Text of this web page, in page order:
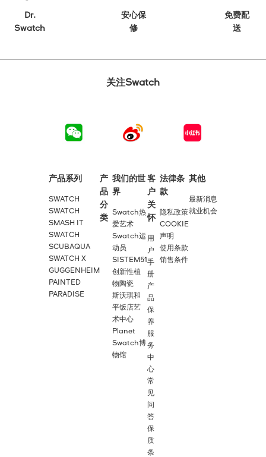
Dr.
Swatch
安心保
修
免费配
送
关注Swatch
产品系列
SWATCH
SWATCH
SMASH IT
SWATCH
SCUBAQUA
SWATCH X
GUGGENHEIM
PAINTED
PARADISE
产
品
分
类
我们的世
界
Swatch热
爱艺术
Swatch运
动员
SISTEM51
创新性植
物陶瓷
斯沃琪和
平饭店艺
术中心
Planet
Swatch博
物馆
客
户
关
怀
用
户
手
册
产
品
保
养
服
务
中
心
常
见
问
答
保
质
条
法律条
款
隐私政策
COOKIE
声明
使用条款
销售条件
其他
最新消息
就业机会